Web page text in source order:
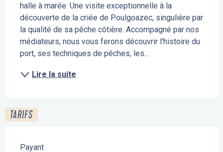
halle à marée. Une visite exceptionnelle à la
découverte de la criée de Poulgoazec, singulière par
la qualité de sa pêche côtière. Accompagné par nos
médiateurs, nous vous ferons découvrir l'histoire du
port, ses techniques de pêches, les...
Lire la suite
TARIFS
Payant